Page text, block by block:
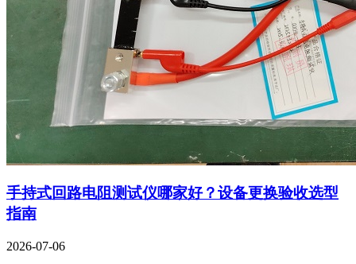
手持式回路电阻测试仪哪家好？设备更换验收选型
指南
2026-07-06